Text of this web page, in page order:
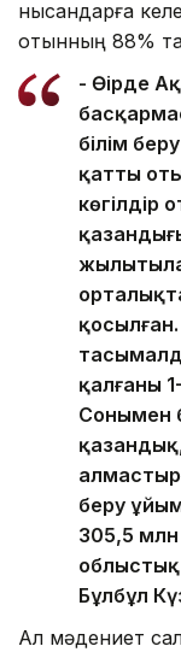
нысандарға
отынның 88%
- Өңірде
білім
қатты
көгілдір
қосылған.
қалғаны
Сонымен
беру
305,5 млн
облыстық
Бұлбұл
Ал мәдениет